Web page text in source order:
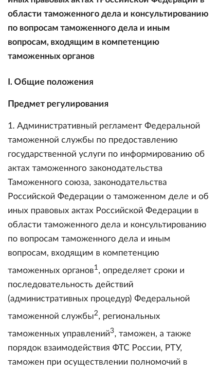
области таможенного дела и консультированию
по вопросам таможенного дела и иным
вопросам, входящим в компетенцию
таможенных органов
I. Общие положения
Предмет регулирования
1. Административный регламент Федеральной
таможенной службы по предоставлению
государственной услуги по информированию об
актах таможенного законодательства
Таможенного союза, законодательства
Российской Федерации о таможенном деле и об
иных правовых актах Российской Федерации в
области таможенного дела и консультированию
по вопросам таможенного дела и иным
вопросам, входящим в компетенцию
таможенных органов1 , определяет сроки и
последовательность действий
(административных процедур) Федеральной
таможенной службы2, региональных
таможенных управлений3, таможен, а также
порядок взаимодействия ФТС России, РТУ,
таможен при осуществлении полномочий в